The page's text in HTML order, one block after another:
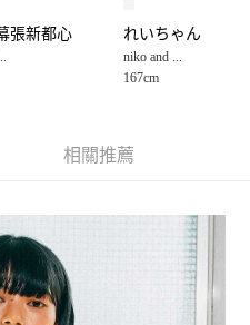
用戶可立即使用無須另外申請。
成立後會自動跳轉到大哥付的交易
依後續交易確認頁面所載為準。
或遇審核未通過，訂單將自動取
未達大哥付你分期系統評分，恕無
分期」於每月結算日後寄送繳費提
商條碼／台灣大直營門市／銀行轉
繳費。
款。
後，將跳轉至「AFTEE先享後付」
即可完成結帳。
知簡訊。
運費
費
張新都心 れいちゃん
niko and ...
167cm
相關推薦